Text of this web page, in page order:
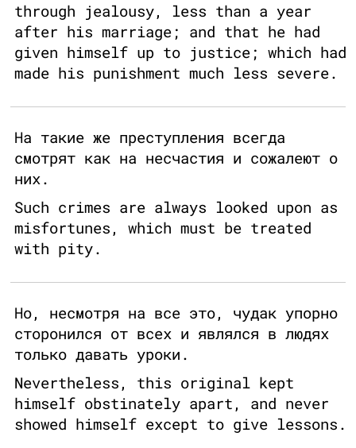
through jealousy, less than a year
after his marriage; and that he had
given himself up to justice; which had
made his punishment much less severe.
На такие же преступления всегда
смотрят как на несчастия и сожалеют о
них.
Such crimes are always looked upon as
misfortunes, which must be treated
with pity.
Но, несмотря на все это, чудак упорно
сторонился от всех и являлся в людях
только давать уроки.
Nevertheless, this original kept
himself obstinately apart, and never
showed himself except to give lessons.